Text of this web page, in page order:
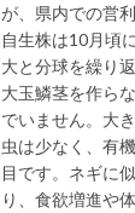
が、県内での営
自生株は10月頃
大と分球を繰り
大玉鱗茎を作ら
でいません。大
虫は少なく、有
目です。ネギに
り、食欲増進や